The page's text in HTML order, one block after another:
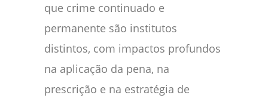
que crime continuado e
permanente são institutos
distintos, com impactos profundos
na aplicação da pena, na
prescrição e na estratégia de